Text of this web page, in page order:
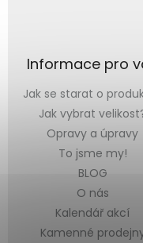
Informace pro
Jak se starat o
Jak vybrat
Opravy a úpravy
To jsme my!
BLOG
O nás
Kalendář akcí
Kamenné